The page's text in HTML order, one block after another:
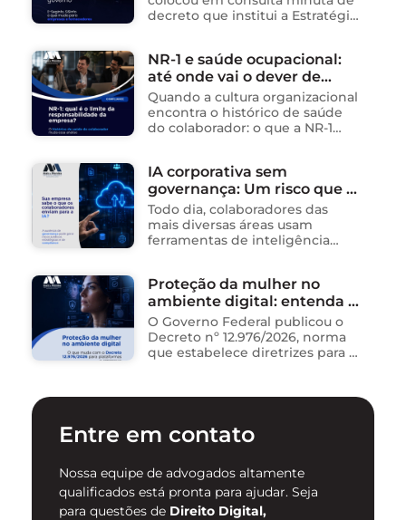
governança para órgãos
decreto que institui a Estratégia
Sistema Integrado de
Segurança da Informação
(SISInfo), estabelecendo …
NR-1 e saúde ocupacional:
até onde vai o dever de
cuidado da empresa?
Quando a cultura organizacional
encontra o histórico de saúde
do colaborador: o que a NR-1
um dos ambientes mais
propícios para …
IA corporativa sem
governança: Um risco que já
está acontecendo
Todo dia, colaboradores das
mais diversas áreas usam
ferramentas de inteligência
dados, redigem e-mails, geram
relatórios. O problema não está
na ferramenta. Está …
Proteção da mulher no
ambiente digital: entenda o
novo Decreto nº 12.976/2026
O Governo Federal publicou o
Decreto nº 12.976/2026, norma
que estabelece diretrizes para a
enfrentamento da violência
digital. …
Entre em contato
Nossa equipe de advogados altamente
qualificados está pronta para ajudar. Seja
para questões de Direito Digital,